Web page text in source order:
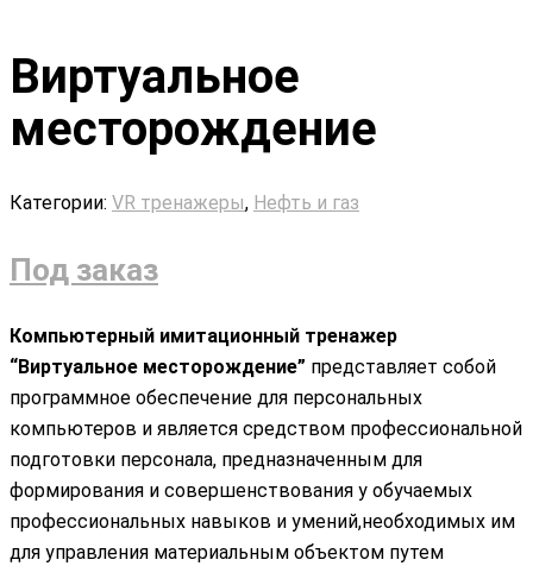
Виртуальное
месторождение
Категории: VR тренажеры, Нефть и газ
Под заказ
Компьютерный имитационный тренажер
“Виртуальное месторождение” представляет собой
программное обеспечение для персональных
компьютеров и является средством профессиональной
подготовки персонала, предназначенным для
формирования и совершенствования у обучаемых
профессиональных навыков и умений,необходимых им
для управления материальным объектом путем